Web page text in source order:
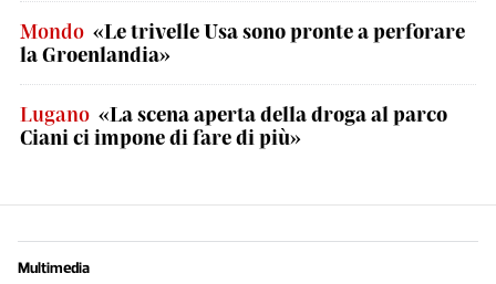
Mondo «Le trivelle Usa sono pronte a perforare
la Groenlandia»
Lugano «La scena aperta della droga al parco
Ciani ci impone di fare di più»
Multimedia